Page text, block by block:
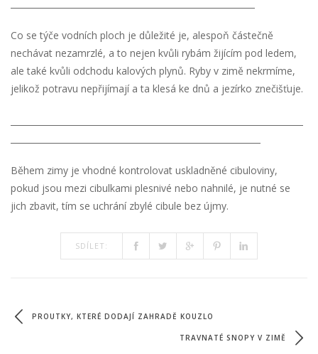
Co se týče vodních ploch je důležité je, alespoň částečně
nechávat nezamrzlé, a to nejen kvůli rybám žijícím pod ledem,
ale také kvůli odchodu kalových plynů. Ryby v zimě nekrmíme,
jelikož potravu nepřijímají a ta klesá ke dnů a jezírko znečišťuje.
Během zimy je vhodné kontrolovat uskladněné cibuloviny,
pokud jsou mezi cibulkami plesnivé nebo nahnilé, je nutné se
jich zbavit, tím se uchrání zbylé cibule bez újmy.
SDÍLET:
PROUTKY, KTERÉ DODAJÍ ZAHRADĚ KOUZLO
TRAVNATÉ SNOPY V ZIMĚ